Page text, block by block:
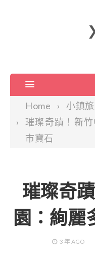
Home
小鎮
璀璨奇蹟！新
市寶石
璀璨奇
園：絢麗
3 年AGO